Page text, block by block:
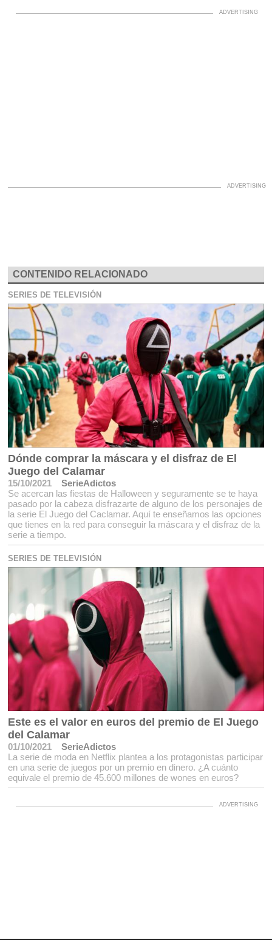
CONTENIDO RELACIONADO
SERIES DE TELEVISIÓN
Dónde comprar la máscara y el disfraz de El
Juego del Calamar
15/10/2021
SerieAdictos
Se acercan las fiestas de Halloween y seguramente se te haya
pasado por la cabeza disfrazarte de alguno de los personajes de
la serie El Juego del Caclamar. Aquí te enseñamos las opciones
que tienes en la red para conseguir la máscara y el disfraz de la
serie a tiempo.
SERIES DE TELEVISIÓN
Este es el valor en euros del premio de El Juego
del Calamar
01/10/2021
SerieAdictos
La serie de moda en Netflix plantea a los protagonistas participar
en una serie de juegos por un premio en dinero. ¿A cuánto
equivale el premio de 45.600 millones de wones en euros?